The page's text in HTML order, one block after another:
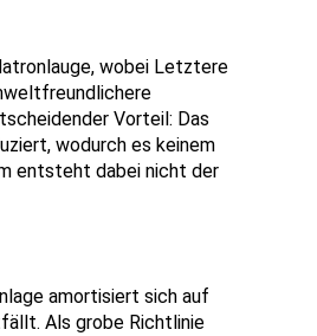
wobei Letztere
Vorteil: Das
wodurch es keinem
entsteht dabei nicht der
amortisiert sich auf
Als grobe Richtlinie